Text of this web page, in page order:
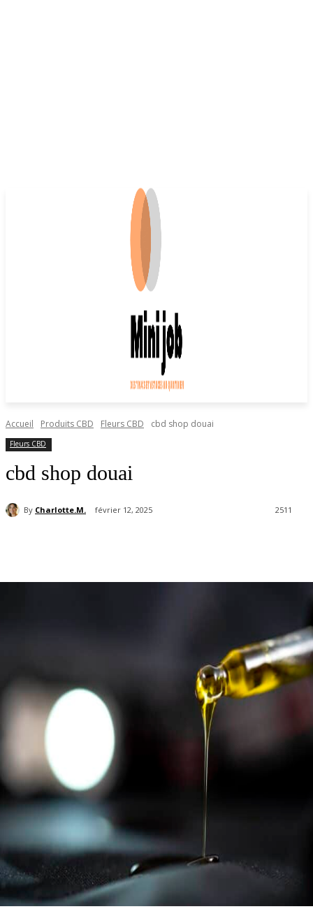
Accueil Produits CBD Fleurs CBD cbd shop douai
Fleurs CBD
cbd shop douai
By Charlotte.M. février 12, 2025 2511